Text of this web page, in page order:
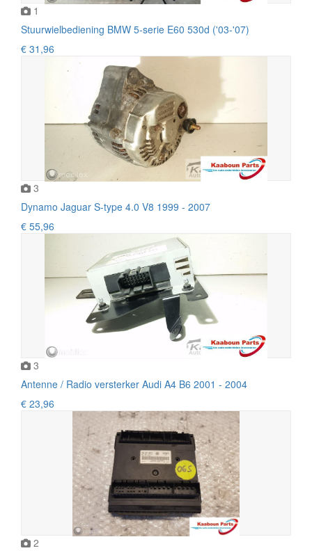
1
Stuurwielbediening BMW 5-serie E60 530d ('03-'07)
€ 31,96
3
Dynamo Jaguar S-type 4.0 V8 1999 - 2007
€ 55,96
3
Antenne / Radio versterker Audi A4 B6 2001 - 2004
€ 23,96
2